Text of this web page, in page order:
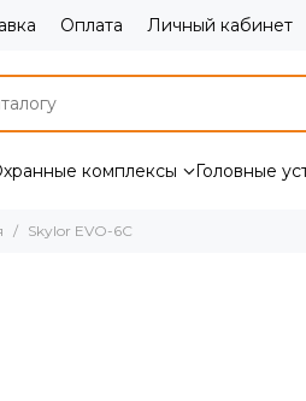
Оплата Личный кабинет
комплексы Головные
Skylor EVO-6C